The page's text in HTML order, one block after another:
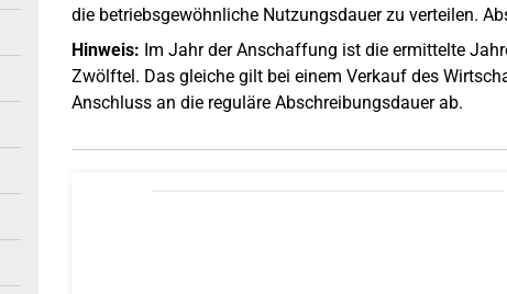
die betriebsgewöhnliche Nutzungsdauer zu verteilen.
Hinweis: Im Jahr der Anschaffung ist die ermittelte
Zwölftel. Das gleiche gilt bei einem Verkauf des
Anschluss an die reguläre Abschreibungsdauer ab.